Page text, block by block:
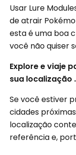
Usar Lure
de atrair
esta é uma boa
você não quiser
Explore e viaje
sua localização .
Se você estiver
cidades
localização
referência e,